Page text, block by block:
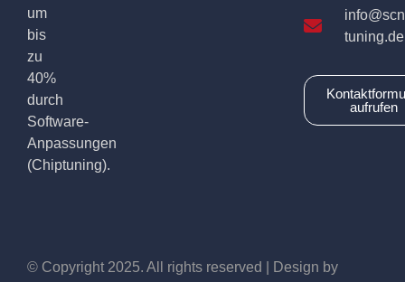
um
bis
zu
40%
durch
Software-
Anpassungen
(Chiptuning).
tuning.de
aufrufen
© Copyright 2025. All rights reserved | Design by